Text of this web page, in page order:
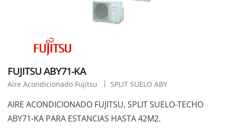
FUJITSU ABY71-KA
Aire Acondicionado Fujitsu SPLIT SUELO ABY
AIRE ACONDICIONADO FUJITSU, SPLIT SUELO-TECHO
ABY71-KA PARA ESTANCIAS HASTA 42M2.